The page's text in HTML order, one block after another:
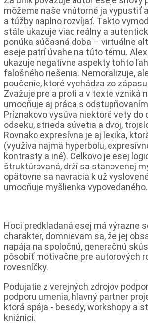
môžeme naše vnútorné ja vypustiť
a túžby naplno rozvíjať. Takto
stále ukazuje viac reálny a
ponúka súčasná doba – virtuálne
eseje patrí úvahe na túto tému.
ukazuje negatívne aspekty tohto
falošného riešenia. Nemoralizuje,
poučenie, ktoré vychádza zo
Zvažuje pre a proti a v texte vzniká
umocňuje aj práca s
Príznakovo vysúva niektoré vety do
odseku, strieda súvetia a dvoj,
Rovnako expresívna je aj lexika,
(využíva najmä hyperbolu,
kontrasty a iné). Celkovo je esej
štruktúrovaná, drží sa stanovenej
opätovne sa navracia k už
umocňuje myšlienka vypovedaného.
Hoci predkladaná esej má výrazne
charakter, domnievam sa, že jej
napája na spoločnú, generačnú
pôsobiť motivačne pre autorových
rovesníčky.
Podujatie z verejných zdrojov
podporu umenia, hlavný partner
ktorá spája - besedy, workshopy a
knižnici.